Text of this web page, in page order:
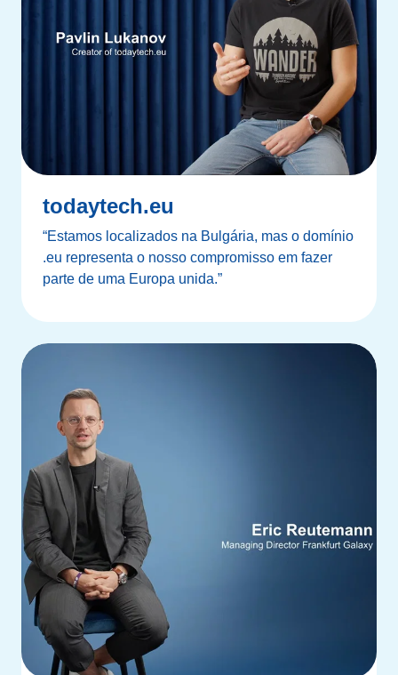
todaytech.eu
“Estamos localizados na Bulgária, mas o domínio
.eu representa o nosso compromisso em fazer
parte de uma Europa unida.”